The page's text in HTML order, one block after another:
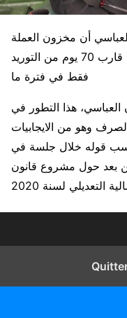
أن مخزون العملة
الصعبة يناهز145 يوم توريد بعد أن قارب 70 يوم من التوريد
فقط في فترة ما
هذا التطور في
وهو من الايجابيات
حسب قوله خلال جلسة في
عن بعد حول مشروع قانون
التعديلي لسنة 2020